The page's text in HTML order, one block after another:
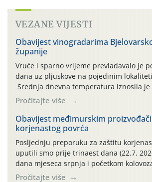
VEZANE VIJESTI
Obavijest vinogradarima
županije
Vruće i sparno vrijeme prevladavalo je
dana uz pljuskove na pojedinim
Srednja dnevna temperatura iznosila je
maksimalne su posljednjih dana dosezale
Simptome plamenjače vinove loze
viticola) vidljivi su na zapercima i vršnom
Kako bi i dalje održali zdravu lisnu masu
moguće […]
Pročitajte više
Obavijest međimurskim
korjenastog povrća
Posljednju preporuku za zaštitu
uputili smo prije trinaest dana (22.7.
dana mjeseca srpnja i početkom
traje izuzetno nepovoljno meteorološko
Pročitajte više